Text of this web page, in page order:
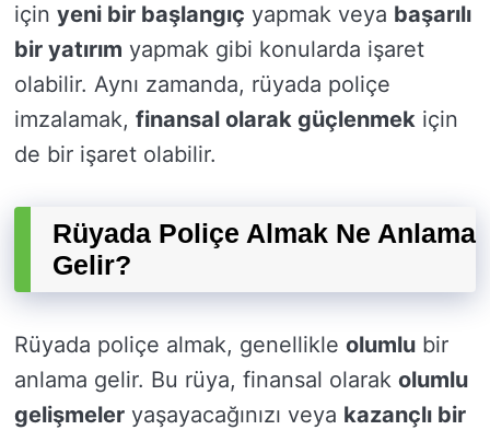
için yeni bir başlangıç yapmak veya başarılı
bir yatırım yapmak gibi konularda işaret
olabilir. Aynı zamanda, rüyada poliçe
imzalamak, finansal olarak güçlenmek için
de bir işaret olabilir.
Rüyada Poliçe Almak Ne Anlama
Gelir?
Rüyada poliçe almak, genellikle olumlu bir
anlama gelir. Bu rüya, finansal olarak olumlu
gelişmeler yaşayacağınızı veya kazançlı bir